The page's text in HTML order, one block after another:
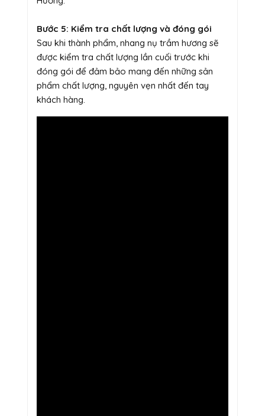
Bước 5: Kiểm tra chất lượng và đóng gói
Sau khi thành phẩm, nhang nụ trầm hương sẽ
được kiểm tra chất lượng lần cuối trước khi
đóng gói để đảm bảo mang đến những sản
phẩm chất lượng, nguyên vẹn nhất đến tay
khách hàng.